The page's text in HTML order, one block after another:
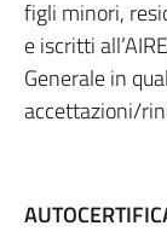
figli minori,
e iscritti
Generale in
accettazioni/